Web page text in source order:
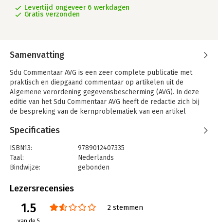
Levertijd ongeveer 6 werkdagen
Gratis verzonden
Samenvatting
Sdu Commentaar AVG is een zeer complete publicatie met
praktisch en diepgaand commentaar op artikelen uit de
Algemene verordening gegevensbescherming (AVG). In deze
editie van het Sdu Commentaar AVG heeft de redactie zich bij
de bespreking van de kernproblematiek van een artikel
De overwegingen zijn bij de relevante artikelen uit de AVG
opgenomen. Tevens is relevante regelgeving opgenomen,
zoals de Uitvoeringswet AVG en de Aanpassingswet AVG,
evenals het conceptvoorstel Verzamelwet
actueel overzicht van jurisprudentie en literatuur.
De auteurs richten zich met dit commentaar op de advocatuur,
bedrijfsjuristen en alle andere professionals die in hun
Specificaties
ISBN13:
9789012407335
Taal:
Nederlands
Bindwijze:
gebonden
Uitgever:
Verschijningsdatum:
23-8-2021
Lezersrecensies
1.5 2 stemmen